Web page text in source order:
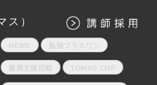
）
NEWS 勉強プラスワン
復興支援活動 TOMAS CUP